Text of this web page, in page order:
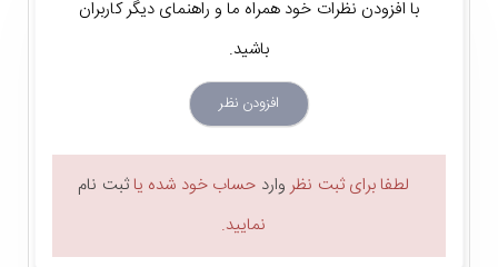
برای لپ تاپ های گیمینگ است. لپ تاپ های بازی هیولاهایی
هستند که گرما تولید می کنند و برای حفظ عملکرد مطلوب به خنک
کننده مناسب نیاز دارند. فن 14 سانتی متری پایه خنک کننده دیپ
کول M6-2.1CH عملکرد فوق العاده ای را ارائه می دهد و به گیمرها
اجازه می دهد در اجرای بازی ها لذت بیشتری تجربه کنند. گفتنی
طریق دکمه کنترل قابل تنظیم است. فن به کار رفته در این مدل به
با افزودن نظرات خود همراه ما و راهنمای دیگر کاربران
باشید.
افزودن نظر
لطفا برای ثبت نظر وارد حساب خود شده یاثبت نام
نمایید.